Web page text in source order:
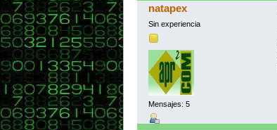
natapex
Sin experiencia
Mensajes: 5